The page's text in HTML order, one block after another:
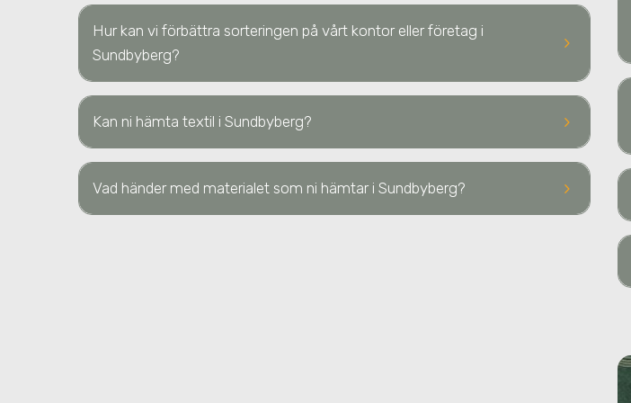
keyboard_arrow_right
Hur kan vi förbättra sorteringen på vårt kontor eller företag i
Sundbyberg?
keyboard_arrow_right
Kan ni hämta textil i Sundbyberg?
keyboard_arrow_right
Vad händer med materialet som ni hämtar i Sundbyberg?